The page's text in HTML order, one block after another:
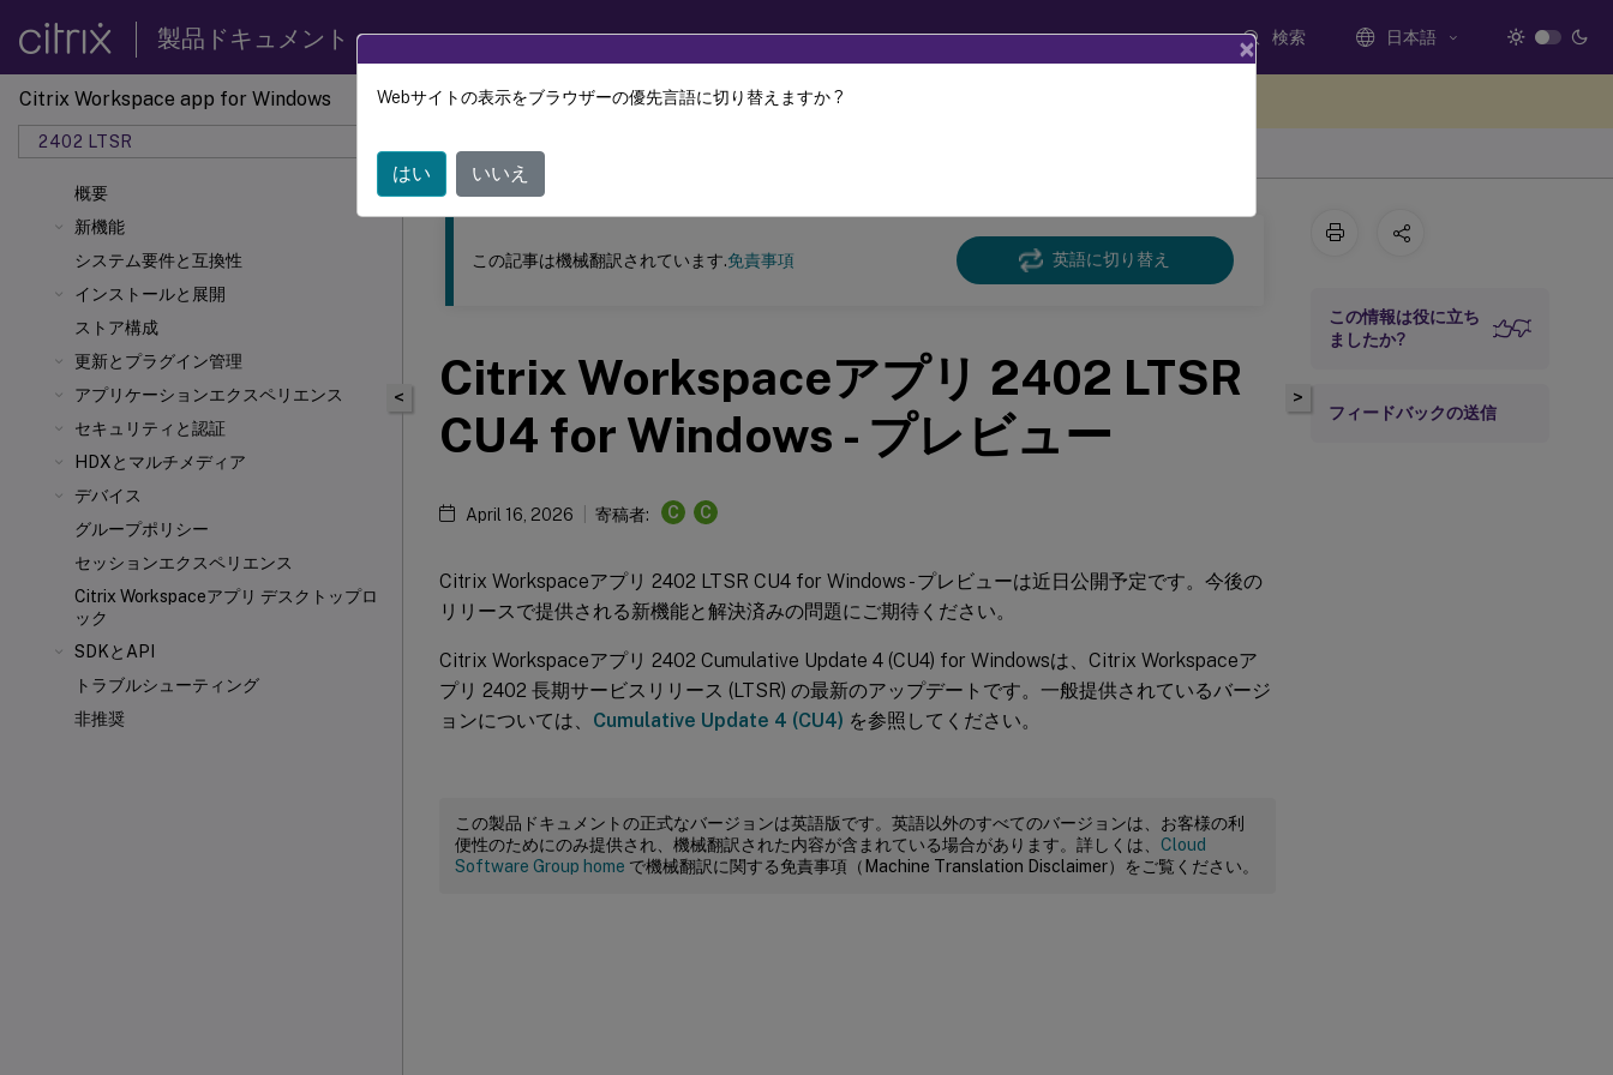
製品ドキュメント 検索 日本語
Citrix Workspace app for Windows
2402 LTSR
概要
新機能
システム要件と互換性
インストールと展開
ストア構成
更新とプラグイン管理
アプリケーションエクスペリエンス
セキュリティと認証
HDXとマルチメディア
デバイス
グループポリシー
セッションエクスペリエンス
Citrix Workspaceアプリ デスクトップロ
ック
SDKとAPI
トラブルシューティング
非推奨
このコンテンツは動的に機械翻訳されています。
Windows向けCitrix Workspace
<
この記事は機械翻訳されています.免責事項 英語に切り替え
Citrix Workspaceアプリ 2402 LTSR
CU4 for Windows - プレビュー
April 16, 2026 寄稿者: C C
Citrix Workspaceアプリ 2402 LTSR CU4 for Windows - プレビューは近日公開予定です。今後の
リリースで提供される新機能と解決済みの問題にご期待ください。
Citrix Workspaceアプリ 2402 Cumulative Update 4 (CU4) for Windowsは、Citrix Workspaceア
プリ 2402 長期サービスリリース (LTSR) の最新のアップデートです。一般提供されているバージ
ョンについては、 Cumulative Update 4 (CU4) を参照してください。
この製品ドキュメントの正式なバージョンは英語版です。英語以外のすべてのバージョンは、お客様の利
便性のためにのみ提供され、機械翻訳された内容が含まれている場合があります。詳しくは、 Cloud
Software Group home で機械翻訳に関する免責事項（Machine Translation Disclaimer）をご覧ください。
>
この情報は役に立ち
ましたか?
フィードバックの送信
×
Webサイトの表示をブラウザーの優先言語に切り替えますか ?
はい いいえ